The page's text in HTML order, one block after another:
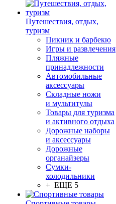
Путешествия, отдых,
туризм
Пикник и барбекю
Игры и развлечения
Пляжные
принадлежности
Автомобильные
аксессуары
Складные ножи
и мультитулы
Товары для туризма
и активного отдыха
Дорожные наборы
и аксессуары
Дорожные
органайзеры
Сумки-
холодильники
+ ЕЩЕ 5